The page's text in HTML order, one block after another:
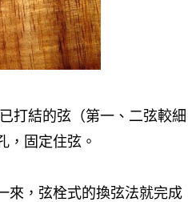
打結的弦（第一、二弦較
，固定住弦。
來，弦栓式的換弦法就完成